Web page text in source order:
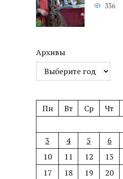
336
Архивы
Пн Вт Ср Чт
3
4 5 6
10
11 12 13
17
18 19 20